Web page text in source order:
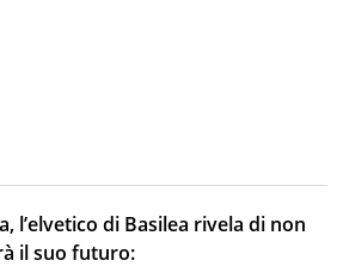
l’elvetico di Basilea rivela di non
il suo futuro: